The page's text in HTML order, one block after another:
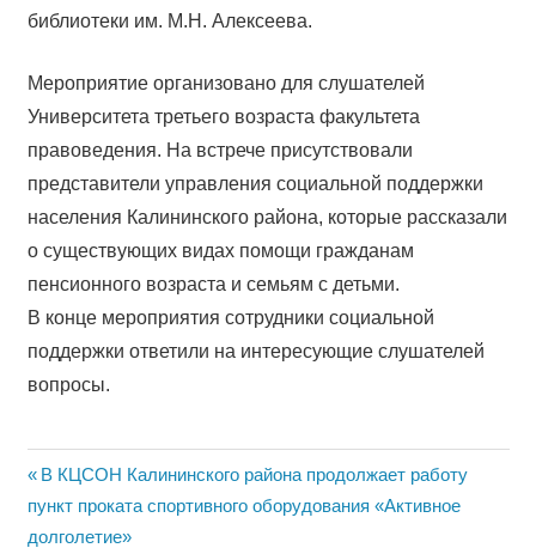
библиотеки им. М.Н. Алексеева.
Мероприятие организовано для слушателей
Университета третьего возраста факультета
правоведения. На встрече присутствовали
представители управления социальной поддержки
населения Калининского района, которые рассказали
о существующих видах помощи гражданам
пенсионного возраста и семьям с детьми.
В конце мероприятия сотрудники социальной
поддержки ответили на интересующие слушателей
вопросы.
Навигация
по
Previous
Post:
В КЦСОН Калининского района продолжает работу
пункт проката спортивного оборудования «Активное
долголетие»